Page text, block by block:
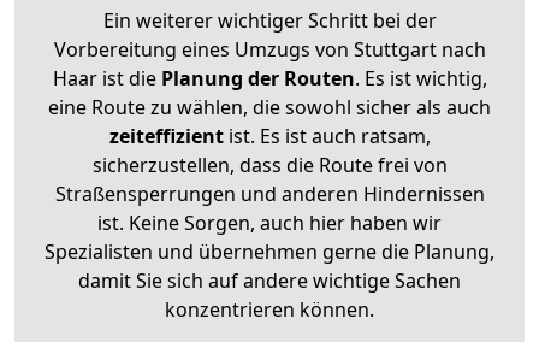
Ein weiterer wichtiger Schritt bei der
Vorbereitung eines Umzugs von Stuttgart nach
Haar ist diePlanung der Routen. Es ist wichtig,
eine Route zu wählen, die sowohl sicher als auch
zeiteffizientist. Es ist auch ratsam,
sicherzustellen, dass die Route frei von
Straßensperrungen und anderen Hindernissen
ist. Keine Sorgen, auch hier haben wir
Spezialisten und übernehmen gerne die Planung,
damit Sie sich auf andere wichtige Sachen
konzentrieren können.